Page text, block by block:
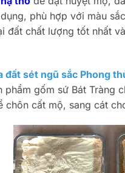
phù hợp với màu
đất chất lượng tốt nhất
đất sét ngũ sắc Phong
phẩm gốm sứ Bát Tràng
chôn cất mộ, sang cát